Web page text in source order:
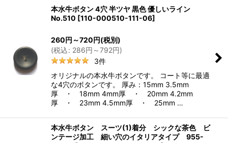
本水牛ボタン 4穴 半ツヤ 黒色 優しいライン
No.510 [110-000510-111-06]
260円 ～720円(税別)
(税込: 286円 ～792円)
3件
オリジナルの本水牛ボタンです。 コート等に最適
な4穴のボタンです。 厚み：15mm 3.5mm
厚 ・ 18mm 4mm厚 ・ 20mm 4.2mm
厚 ・ 23mm 4.5mm厚 ・ 25mm …
本水牛ボタン スーツ(1)着分 シックな茶色 ビ
ンテージ加工 細い穴のイタリアタイプ 955-